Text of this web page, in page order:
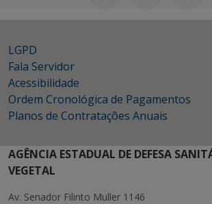
LGPD
Fala Servidor
Acessibilidade
Ordem Cronológica de Pagamentos
Planos de Contratações Anuais
AGÊNCIA ESTADUAL DE DEFESA
VEGETAL
Av. Senador Filinto Muller 1146